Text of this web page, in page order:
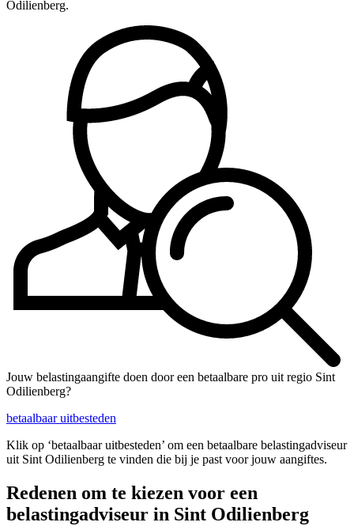
Odilienberg.
Jouw belastingaangifte doen door een betaalbare pro uit regio Sint
Odilienberg?
betaalbaar uitbesteden
Klik op ‘betaalbaar uitbesteden’ om een betaalbare belastingadviseur
uit Sint Odilienberg te vinden die bij je past voor jouw aangiftes.
Redenen om te kiezen voor een
belastingadviseur in Sint Odilienberg